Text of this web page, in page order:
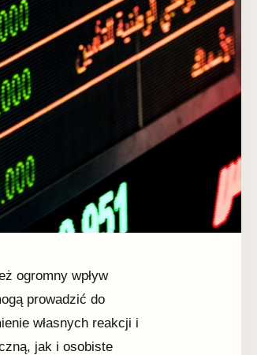
ogromny wpływ
prowadzić do
własnych reakcji i
jak i osobiste